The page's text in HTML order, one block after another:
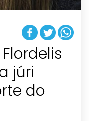
júri
do